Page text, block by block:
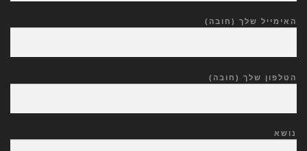
האימייל שלך (חובה)
הטלפון שלך (חובה)
נושא